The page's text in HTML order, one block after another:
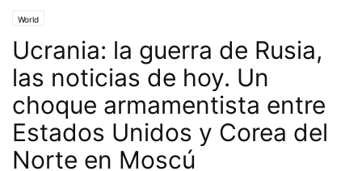
World
Ucrania: la guerra de Rusia,
las noticias de hoy. Un
choque armamentista entre
Estados Unidos y Corea del
Norte en Moscú